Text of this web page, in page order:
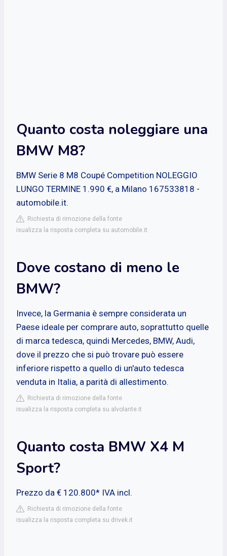
Quanto costa noleggiare una
BMW M8?
BMW Serie 8 M8 Coupé Competition NOLEGGIO
LUNGO TERMINE 1.990 €, a Milano 167533818 -
automobile.it.
Richiesta di rimozione della fonte
isualizza la risposta completa su automobile.it
Dove costano di meno le
BMW?
Invece, la Germania è sempre considerata un
Paese ideale per comprare auto, soprattutto quelle
di marca tedesca, quindi Mercedes, BMW, Audi,
dove il prezzo che si può trovare può essere
inferiore rispetto a quello di un'auto tedesca
venduta in Italia, a parità di allestimento.
Richiesta di rimozione della fonte
isualizza la risposta completa su alvolante.it
Quanto costa BMW X4 M
Sport?
Prezzo da € 120.800* IVA incl.
Richiesta di rimozione della fonte
isualizza la risposta completa su drivek.it